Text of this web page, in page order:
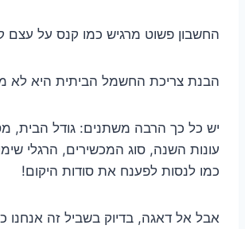
החשבון פשוט מרגיש כמו קנס על עצם
הבנת צריכת החשמל הביתית היא לא
יש כל כך הרבה משתנים: גודל הבית,
עונות השנה, סוג המכשירים, הרגלי
כמו לנסות לפענח את סודות היקום!
אבל אל דאגה, בדיוק בשביל זה אנחנו